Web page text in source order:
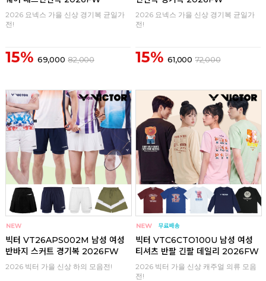
2026 요넥스 가을 신상 경기복 균일가
전!
15% 69,000 82,000
2026 요넥스 가을 신상 경기복 균일가
전!
15% 61,000 72,000
빅터 VT26APS002M 남성 여성
반바지 스커트 경기복 2026FW
2026 빅터 가을 신상 하의 모음전!
빅터 VTC6CTO100U 남성 여성
티셔츠 반팔 긴팔 데일리 2026FW
2026 빅터 가을 신상 캐주얼 의류 모음
전!